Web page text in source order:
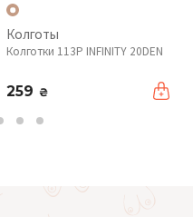
Колготы
Колготки 113P INFINITY 20DEN
259 ₴